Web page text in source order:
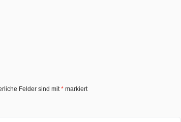
Felder sind mit * markiert